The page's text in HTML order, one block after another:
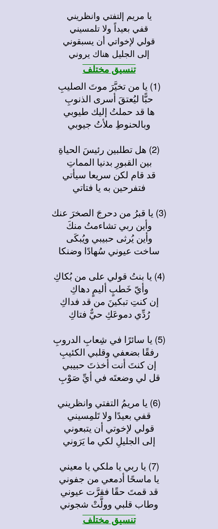
يا مريم إلتفتي وانظريني
قفي بعيداً ولا تلمسيني
قولي لإخواتي أن يسبقوني
إلى الجليل هناك يروني
تنسيق مختلف
(1) يا من تخيَّرَ موتَ الصليبِ
حبًّا ليُعتقَ أسرى الذنوبِ
ها قد حملتُ إليك طيوبي
وبالحنوطِ ملأتُ جيوبي
(2) هل تطلبين رئيسَ الحياةِ
بين القبورِ بدنيا المماتِ
قد قام لكن سريعا سيأتي
فتفرحين به يا فتاتي
(3) يا قبرُ من دحرجَ الصخرَ عنك
وأين ربي تشاءمتُ منكَ
وأين يُرثى حبيبي ويُبكَى
ساخت عيوني سُهادًا وضنكا
(4) يا بنتُ قولي على من بُكاكِ
وأيّ خَطبٍ أليمٍ دهاكِ
إن كنتِ تبكينَ من قد فداكِ
رُدِّي دموعَكِ حيٌّ فتاكِ
(5) يا سائرًا في شِعابِ الدروبِ
رفقًا بضعفي وقلبي الكئيبِ
إن كنتَ أنت أخذتَ حبيبي
قل لي وضعتَه في أيِّ صَوْبِ
(6) يا مريمُ التفتي وانظريني
قفي بعيدًا ولا تَلمِسيني
قولي لإخوتي أن يتبعوني
إلى الجليلِ لكي ما يَرَوني
(7) يا ربي يا ملكي يا معيني
يا ماسحًا أدمعي من جفوني
قد قمتَ حقًا فقرَّت عيوني
وطاب قلبي وولَّتْ شجوني
تنسيق مختلف